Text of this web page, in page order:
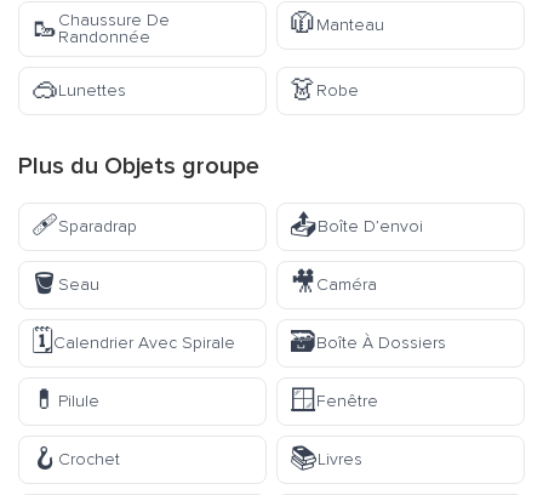
🥾Chaussure De
Randonnée
🧥Manteau
🥽Lunettes 👗Robe
Plus du Objets groupe
🩹Sparadrap 📤Boîte D’envoi
🪣 Seau 🎥Caméra
🗓️Calendrier Avec Spirale 🗃️Boîte À Dossiers
💊 Pilule 🪟Fenêtre
🪝 Crochet 📚Livres